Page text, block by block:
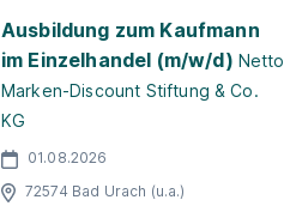
Ausbildung zum Kaufmann
im Einzelhandel (m/w/d) Netto
Marken-Discount Stiftung & Co.
KG
01.08.2026
72574 Bad Urach (u.a.)